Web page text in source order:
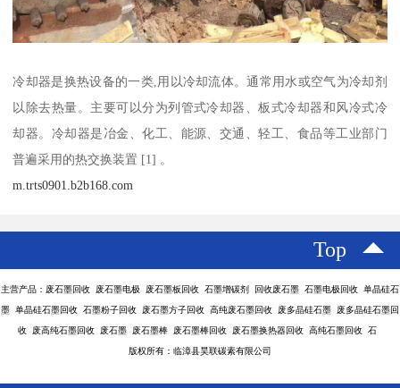
冷却器是换热设备的一类,用以冷却流体。通常用水或空气为冷却剂
以除去热量。主要可以分为列管式冷却器、板式冷却器和风冷式冷
却器。冷却器是冶金、化工、能源、交通、轻工、食品等工业部门
普遍采用的热交换装置 [1] 。
m.trts0901.b2b168.com
Top
主营产品：废石墨回收 废石墨电极 废石墨板回收 石墨增碳剂 回收废石墨 石墨电极回收 单晶硅石
墨 单晶硅石墨回收 石墨粉子回收 废石墨方子回收 高纯废石墨回收 废多晶硅石墨 废多晶硅石墨回
收 废高纯石墨回收 废石墨 废石墨棒 废石墨棒回收 废石墨换热器回收 高纯石墨回收 石
版权所有：临漳县昊联碳素有限公司